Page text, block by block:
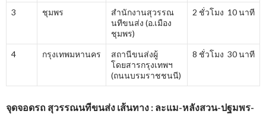
3 ชุมพร
สำนักงานสุวรรณ
นทีขนส่ง (อ.เมือง
ชุมพร)
2 ชั่วโมง 10 นาที
4 กรุงเทพมหานคร
สถานีขนส่งผู้
โดยสารกรุงเทพฯ
(ถนนบรมราชชนนี)
8 ชั่วโมง 30 นาที
จุดจอดรถ สุวรรณนทีขนส่ง เส้นทาง : ละแม-หลังสวน-ปฐมพร-